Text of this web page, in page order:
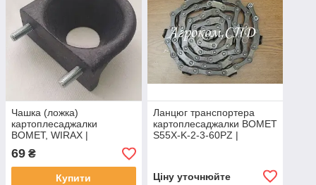
Чашка (ложка)
картоплесаджалки
BOMET, WIRAX |
320808001
69 ₴
Купити
Ланцюг транспортера
картоплесаджалки BOMET
S55X-K-2-3-60PZ |
Ціну уточнюйте